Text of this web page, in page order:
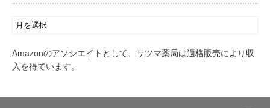
Amazonのアソシエイトとして、サツマ薬局は適格販売により収
入を得ています。